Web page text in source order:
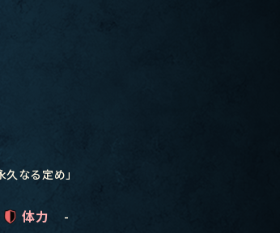
なる定め」
体力 -